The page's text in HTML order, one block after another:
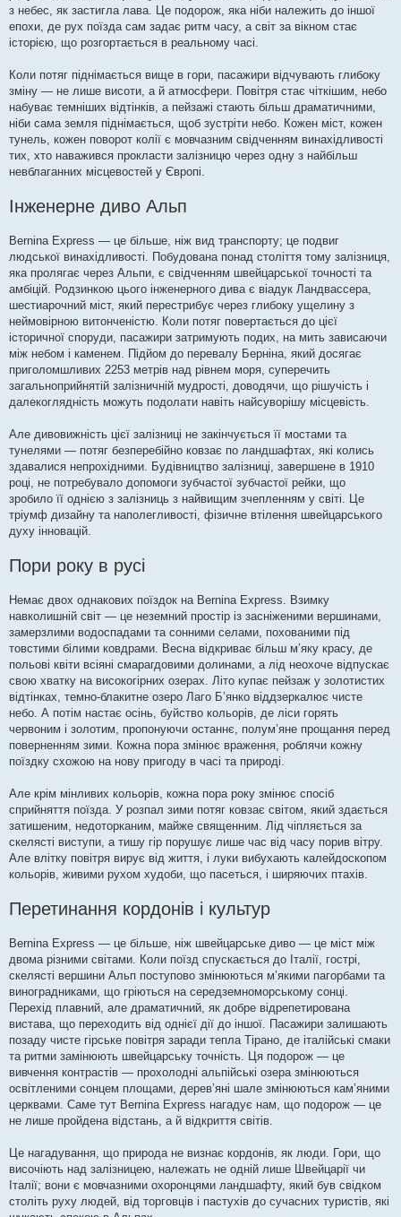
з небес, як застигла лава. Це подорож, яка ніби належить до іншої
епохи, де рух поїзда сам задає ритм часу, а світ за вікном стає
історією, що розгортається в реальному часі.
Коли потяг піднімається вище в гори, пасажири відчувають глибоку
зміну — не лише висоти, а й атмосфери. Повітря стає чіткішим, небо
набуває темніших відтінків, а пейзажі стають більш драматичними,
ніби сама земля піднімається, щоб зустріти небо. Кожен міст, кожен
тунель, кожен поворот колії є мовчазним свідченням винахідливості
тих, хто наважився прокласти залізницю через одну з найбільш
невблаганних місцевостей у Європі.
Інженерне диво Альп
Bernina Express — це більше, ніж вид транспорту; це подвиг
людської винахідливості. Побудована понад століття тому залізниця,
яка пролягає через Альпи, є свідченням швейцарської точності та
амбіцій. Родзинкою цього інженерного дива є віадук Ландвассера,
шестиарочний міст, який перестрибує через глибоку ущелину з
неймовірною витонченістю. Коли потяг повертається до цієї
історичної споруди, пасажири затримують подих, на мить зависаючи
між небом і каменем. Підйом до перевалу Берніна, який досягає
приголомшливих 2253 метрів над рівнем моря, суперечить
загальноприйнятій залізничній мудрості, доводячи, що рішучість і
далекоглядність можуть подолати навіть найсуворішу місцевість.
Але дивовижність цієї залізниці не закінчується її мостами та
тунелями — потяг безперебійно ковзає по ландшафтах, які колись
здавалися непрохідними. Будівництво залізниці, завершене в 1910
році, не потребувало допомоги зубчастої зубчастої рейки, що
зробило її однією з залізниць з найвищим зчепленням у світі. Це
тріумф дизайну та наполегливості, фізичне втілення швейцарського
духу інновацій.
Пори року в русі
Немає двох однакових поїздок на Bernina Express. Взимку
навколишній світ — це неземний простір із засніженими вершинами,
замерзлими водоспадами та сонними селами, похованими під
товстими білими ковдрами. Весна відкриває більш м’яку красу, де
польові квіти всіяні смарагдовими долинами, а лід неохоче відпускає
свою хватку на високогірних озерах. Літо купає пейзаж у золотистих
відтінках, темно-блакитне озеро Лаго Б’янко віддзеркалює чисте
небо. А потім настає осінь, буйство кольорів, де ліси горять
червоним і золотим, пропонуючи останнє, полум’яне прощання перед
поверненням зими. Кожна пора змінює враження, роблячи кожну
поїздку схожою на нову пригоду в часі та природі.
Але крім мінливих кольорів, кожна пора року змінює спосіб
сприйняття поїзда. У розпал зими потяг ковзає світом, який здається
затишеним, недоторканим, майже священним. Лід чіпляється за
скелясті виступи, а тишу гір порушує лише час від часу порив вітру.
Але влітку повітря вирує від життя, і луки вибухають калейдоскопом
кольорів, живими рухом худоби, що пасеться, і ширяючих птахів.
Перетинання кордонів і культур
Bernina Express — це більше, ніж швейцарське диво — це міст між
двома різними світами. Коли поїзд спускається до Італії, гострі,
скелясті вершини Альп поступово змінюються м’якими пагорбами та
виноградниками, що гріються на середземноморському сонці.
Перехід плавний, але драматичний, як добре відрепетирована
вистава, що переходить від однієї дії до іншої. Пасажири залишають
позаду чисте гірське повітря заради тепла Тірано, де італійські смаки
та ритми замінюють швейцарську точність. Ця подорож — це
вивчення контрастів — прохолодні альпійські озера змінюються
освітленими сонцем площами, дерев’яні шале змінюються кам’яними
церквами. Саме тут Bernina Express нагадує нам, що подорож — це
не лише пройдена відстань, а й відкриття світів.
Це нагадування, що природа не визнає кордонів, як люди. Гори, що
височіють над залізницею, належать не одній лише Швейцарії чи
Італії; вони є мовчазними охоронцями ландшафту, який був свідком
століть руху людей, від торговців і пастухів до сучасних туристів, які